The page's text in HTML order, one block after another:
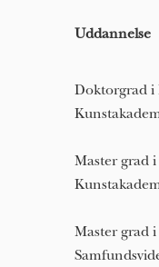
Uddannelse
Doktorgrad i
Master grad
Master grad